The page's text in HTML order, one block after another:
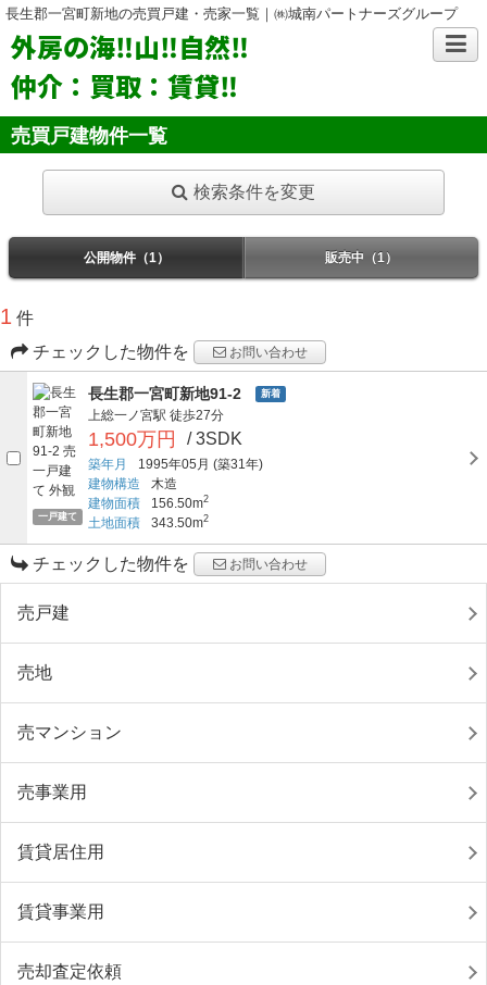
長生郡一宮町新地の売買戸建・売家一覧｜㈱城南パートナーズグループ
外房の海‼山‼自然‼
仲介：買取：賃貸‼
売買戸建物件一覧
検索条件を変更
公開物件（1） 販売中（1）
1 件
チェックした物件を
お問い合わせ
一戸建て
長生郡一宮町新地91-2 新着
上総一ノ宮駅 徒歩27分
1,500万円 / 3SDK
築年月 1995年05月 (築31年)
建物構造
木造
建物面積
156.50m2
土地面積 343.50m2
チェックした物件を お問い合わせ
売戸建
売地
売マンション
売事業用
賃貸居住用
賃貸事業用
売却査定依頼